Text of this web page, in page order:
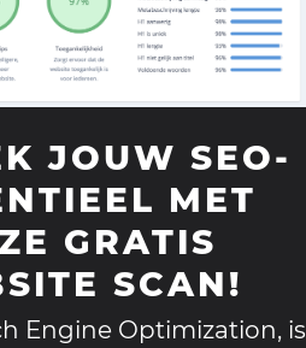
JOUW SEO-
MET
GRATIS
SCAN!
Engine Optimization, is